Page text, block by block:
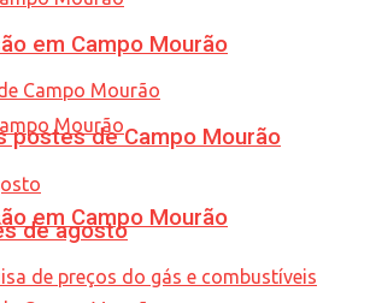
em Campo Mourão
em Campo Mourão
postes de Campo Mourão
de agosto